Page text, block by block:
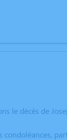
le décès de